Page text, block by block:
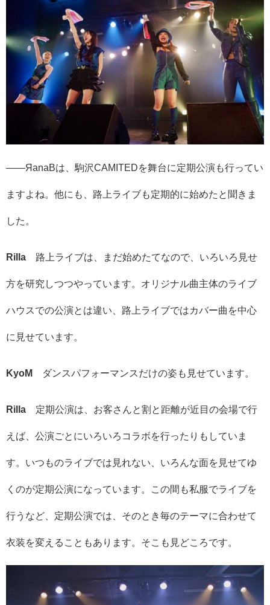
――ЯanaBは、駒沢CAMITEDを舞台に定期公演も行ってい
ますよね。他にも、路上ライブも定期的に始めたと聞きま
した。
Rilla 路上ライブは、まだ始めたてなので、いろいろ見せ
方を研究しつつやっています。オリジナル曲主体のライブ
ハウスでの公演とは違い、路上ライブではカバー曲を中心
に見せています。
KyoM ダンスパフォーマンスだけの姿も見せています。
Rilla 定期公演は、お客さんと割と距離が近目の会場で行
えば、公演ごとにいろいろコラボを行ったりもしていま
す。いつものライブでは見れない、いろんな面を見せてゆ
くのが定期公演になっています。この間も私服でライブを
行うなど、定期公演では、そのとき毎のテーマに合わせて
衣装を変えることもあります。そこも見どころです。